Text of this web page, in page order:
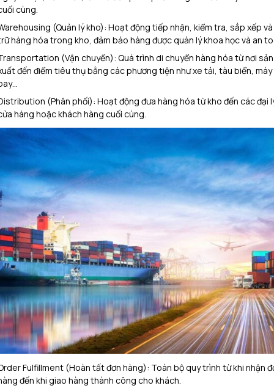
cùng.
(Quản lý kho): Hoạt động tiếp nhận, kiểm tra, sắp xếp và
hàng hóa trong kho, đảm bảo hàng được quản lý khoa học và an
(Vận chuyển): Quá trình di chuyển hàng hóa từ nơi sản
đến điểm tiêu thụ bằng các phương tiện như xe tải, tàu biển, máy
(Phân phối): Hoạt động đưa hàng hóa từ kho đến các đại
hàng hoặc khách hàng cuối cùng.
Fulfillment (Hoàn tất đơn hàng): Toàn bộ quy trình từ khi nhận
đến khi giao hàng thành công cho khách.